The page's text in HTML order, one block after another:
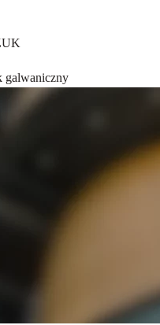
galwaniczny